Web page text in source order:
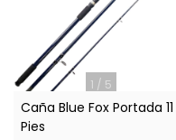
1 / 5
Caña Blue Fox Portada 11
Pies